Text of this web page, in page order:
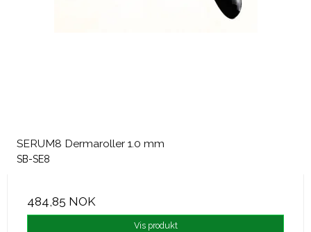
SERUM8 Dermaroller 1.0 mm
SB-SE8
484,85 NOK
Vis produkt